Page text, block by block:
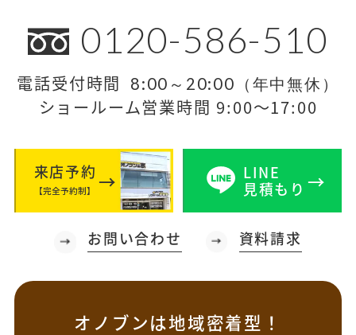
0120-586-510
電話受付時間 8:00～20:00（年中無休）
ショールーム営業時間 9:00～17:00
来店予約
【完全予約制】
LINE
見積もり
お問い合わせ 資料請求
オノブンは地域密着型！